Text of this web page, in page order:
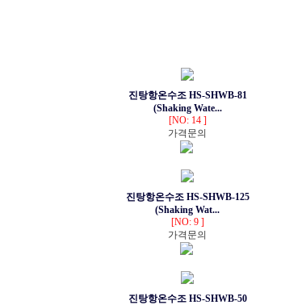
진탕항온수조 HS-SHWB-81
(Shaking Wate...
[NO: 14 ]
가격문의
진탕항온수조 HS-SHWB-125
(Shaking Wat...
[NO: 9 ]
가격문의
진탕항온수조 HS-SHWB-50